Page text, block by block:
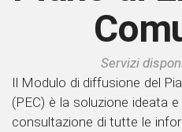
Servizi
Il Modulo di diffusione del
(PEC) è la soluzione ideata
consultazione di tutte le